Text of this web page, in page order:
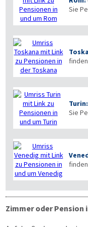
Sie
Turin:
Sie
Zimmer oder Pension